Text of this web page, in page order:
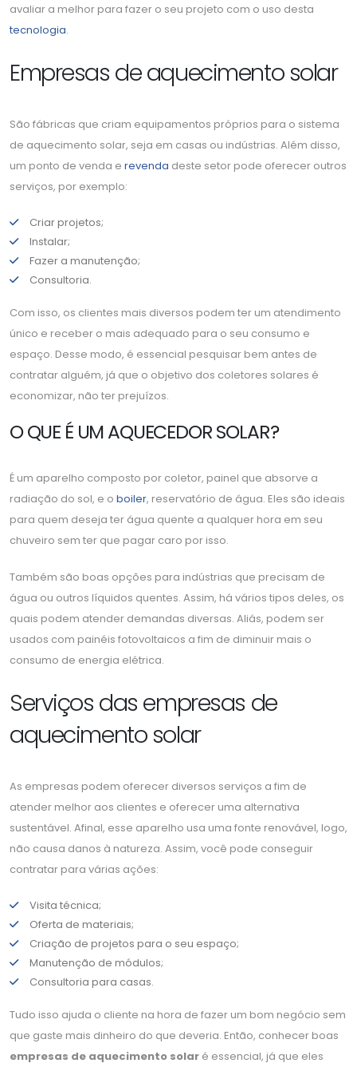
avaliar a melhor para fazer o seu projeto com o uso desta
tecnologia.
Empresas de aquecimento solar
São fábricas que criam equipamentos próprios para o sistema
de aquecimento solar, seja em casas ou indústrias. Além disso,
um ponto de venda e revenda deste setor pode oferecer outros
serviços, por exemplo:
Criar projetos;
Instalar;
Fazer a manutenção;
Consultoria.
Com isso, os clientes mais diversos podem ter um atendimento
único e receber o mais adequado para o seu consumo e
espaço. Desse modo, é essencial pesquisar bem antes de
contratar alguém, já que o objetivo dos coletores solares é
economizar, não ter prejuízos.
O QUE É UM AQUECEDOR SOLAR?
É um aparelho composto por coletor, painel que absorve a
radiação do sol, e o boiler, reservatório de água. Eles são ideais
para quem deseja ter água quente a qualquer hora em seu
chuveiro sem ter que pagar caro por isso.
Também são boas opções para indústrias que precisam de
água ou outros líquidos quentes. Assim, há vários tipos deles, os
quais podem atender demandas diversas. Aliás, podem ser
usados com painéis fotovoltaicos a fim de diminuir mais o
consumo de energia elétrica.
Serviços das empresas de
aquecimento solar
As empresas podem oferecer diversos serviços a fim de
atender melhor aos clientes e oferecer uma alternativa
sustentável. Afinal, esse aparelho usa uma fonte renovável, logo,
não causa danos à natureza. Assim, você pode conseguir
contratar para várias ações:
Visita técnica;
Oferta de materiais;
Criação de projetos para o seu espaço;
Manutenção de módulos;
Consultoria para casas.
Tudo isso ajuda o cliente na hora de fazer um bom negócio sem
que gaste mais dinheiro do que deveria. Então, conhecer boas
empresas de aquecimento solar é essencial, já que eles